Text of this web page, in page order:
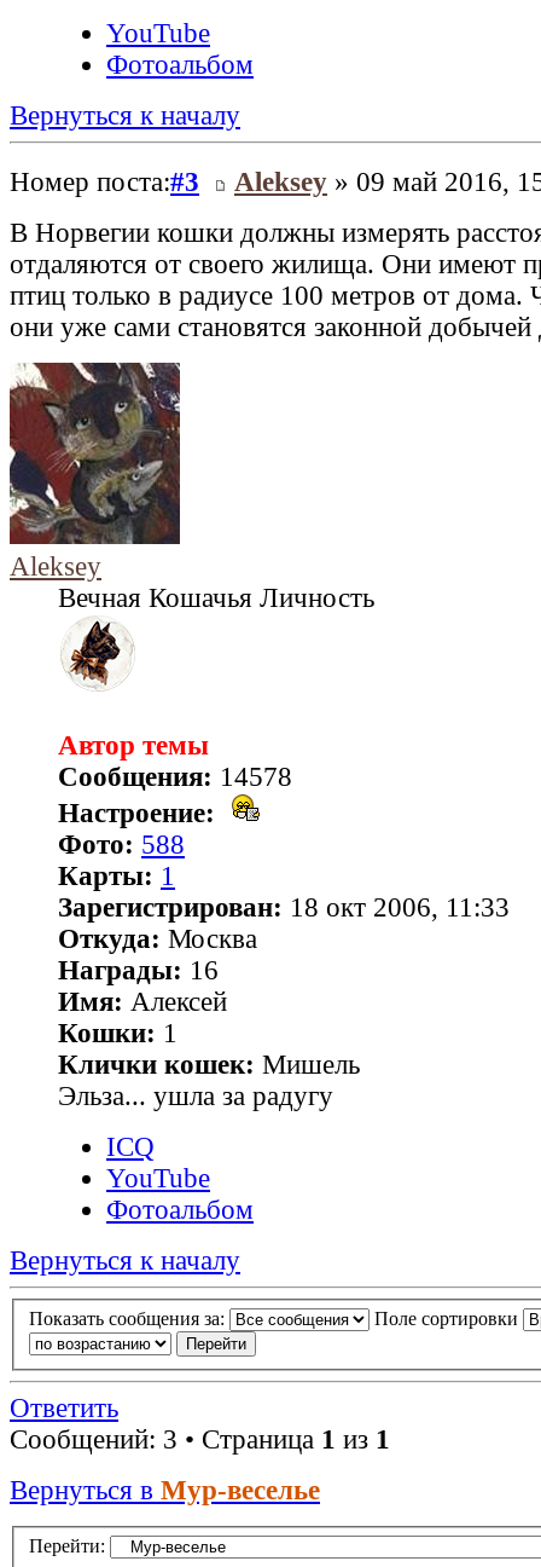
YouTube
Фотоальбом
Вернуться к началу
Номер поста:#3 Aleksey » 09 май 2016,
В Норвегии кошки должны измерять
отдаляются от своего жилища. Они имеют
птиц только в радиусе 100 метров от дома.
они уже сами становятся законной
Aleksey
Вечная Кошачья Личность
Автор темы
Сообщения: 14578
Настроение:
Фото: 588
Карты: 1
Зарегистрирован: 18 окт 2006, 11:33
Откуда: Москва
Награды: 16
Имя: Алексей
Кошки: 1
Клички кошек: Мишель
Эльза... ушла за радугу
ICQ
YouTube
Фотоальбом
Вернуться к началу
Показать сообщения за: Поле сортировки
Ответить
Сообщений: 3 • Страница 1 из 1
Вернуться в Мур-веселье
Перейти: